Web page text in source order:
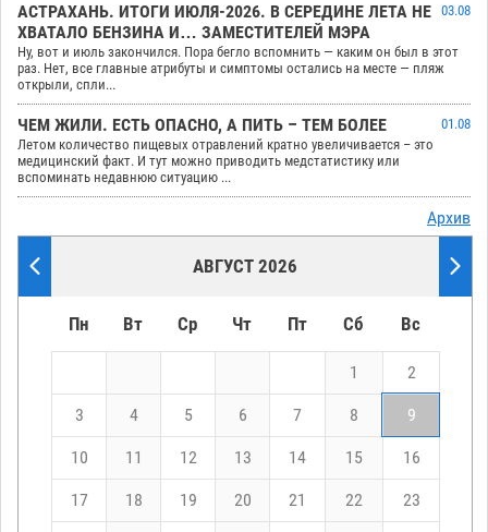
АСТРАХАНЬ. ИТОГИ ИЮЛЯ-2026. В СЕРЕДИНЕ ЛЕТА НЕ
ХВАТАЛО БЕНЗИНА И… ЗАМЕСТИТЕЛЕЙ МЭРА
03.08
Ну, вот и июль закончился. Пора бегло вспомнить — каким он был в этот
раз. Нет, все главные атрибуты и симптомы остались на месте — пляж
открыли, спли...
ЧЕМ ЖИЛИ. ЕСТЬ ОПАСНО, А ПИТЬ – ТЕМ БОЛЕЕ
01.08
Летом количество пищевых отравлений кратно увеличивается – это
медицинский факт. И тут можно приводить медстатистику или
вспоминать недавнюю ситуацию ...
Архив
АВГУСТ 2026
Пн Вт Ср Чт Пт Сб Вс
1 2
3 4 5 6 7 8 9
10 11 12 13 14 15 16
17 18 19 20 21 22 23